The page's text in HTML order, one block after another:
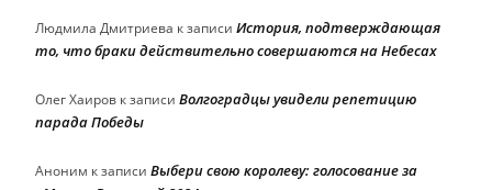
Людмила Дмитриева к записи История, подтверждающая
то, что браки действительно совершаются на Небесах
Олег Хаиров к записи Волгоградцы увидели репетицию
парада Победы
Аноним к записи Выбери свою королеву: голосование за